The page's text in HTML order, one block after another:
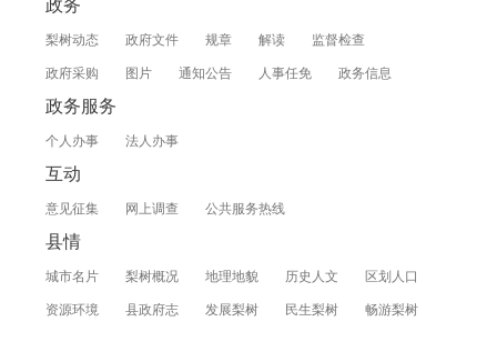
政务
梨树动态 政府文件 规章 解读 监督检查
政府采购 图片 通知公告 人事任免 政务信息
政务服务
个人办事 法人办事
互动
意见征集 网上调查 公共服务热线
县情
城市名片 梨树概况 地理地貌 历史人文 区划人口
资源环境 县政府志 发展梨树 民生梨树 畅游梨树